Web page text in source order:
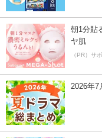
朝1分貼
ヤ肌
（PR）サ
2026年7